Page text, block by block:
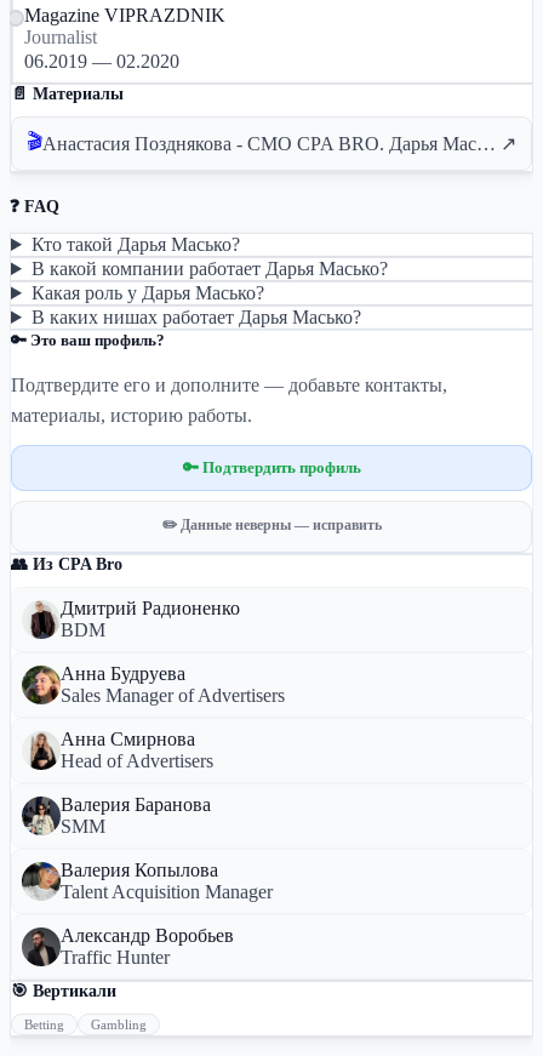
Magazine VIPRAZDNIK
Journalist
06.2019 — 02.2020
📄 Материалы
🎬 Анастасия Позднякова - CMO CPA BRO. Дарья Масько – PR директор CPA BRO | Спикеры BROCONF-6 ↗
❓ FAQ
Кто такой Дарья Масько?
В какой компании работает Дарья Масько?
Какая роль у Дарья Масько?
В каких нишах работает Дарья Масько?
🔑 Это ваш профиль?
Подтвердите его и дополните — добавьте контакты,
материалы, историю работы.
🔑 Подтвердить профиль
✏️ Данные неверны — исправить
👥 Из CPA Bro
Дмитрий Радионенко
BDM
Анна Будруева
Sales Manager of Advertisers
Анна Смирнова
Head of Advertisers
Валерия Баранова
SMM
Валерия Копылова
Talent Acquisition Manager
Александр Воробьев
Traffic Hunter
🎯 Вертикали
Betting Gambling